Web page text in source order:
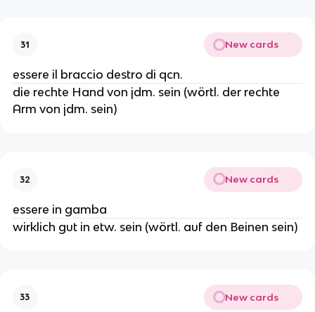
31 New cards
essere il braccio destro di qcn.
die rechte Hand von jdm. sein (wörtl. der rechte
Arm von jdm. sein)
32 New cards
essere in gamba
wirklich gut in etw. sein (wörtl. auf den Beinen sein)
33 New cards